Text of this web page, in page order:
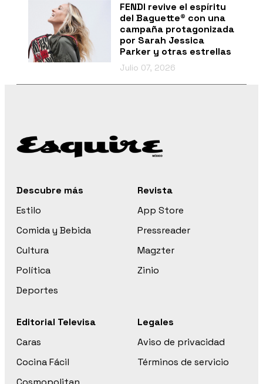
FENDI revive el espíritu
del Baguette® con una
campaña protagonizada
por Sarah Jessica
Parker y otras estrellas
Julio 07, 2026
Descubre más
Estilo
Comida y Bebida
Cultura
Política
Deportes
Revista
App Store
Pressreader
Magzter
Zinio
Editorial Televisa
Caras
Cocina Fácil
Legales
Aviso de privacidad
Términos de servicio